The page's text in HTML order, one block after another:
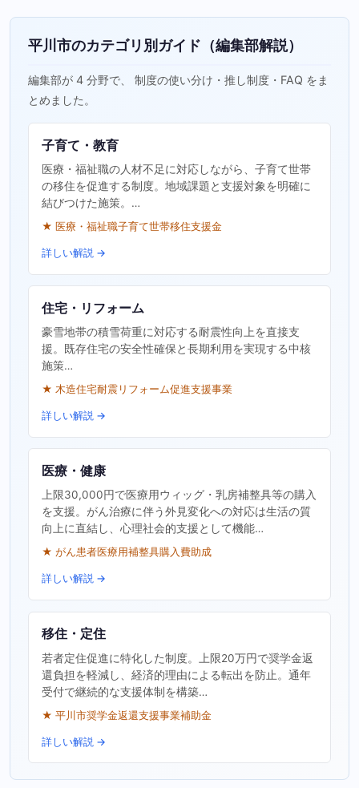
平川市のカテゴリ別ガイド（編集部解説）
編集部が 4 分野で、 制度の使い分け・推し制度・FAQ をま
とめました。
子育て・教育
医療・福祉職の人材不足に対応しながら、子育て世帯
の移住を促進する制度。地域課題と支援対象を明確に
結びつけた施策。…
★ 医療・福祉職子育て世帯移住支援金
詳しい解説 →
住宅・リフォーム
豪雪地帯の積雪荷重に対応する耐震性向上を直接支
援。既存住宅の安全性確保と長期利用を実現する中核
施策…
★ 木造住宅耐震リフォーム促進支援事業
詳しい解説 →
医療・健康
上限30,000円で医療用ウィッグ・乳房補整具等の購入
を支援。がん治療に伴う外見変化への対応は生活の質
向上に直結し、心理社会的支援として機能…
★ がん患者医療用補整具購入費助成
詳しい解説 →
移住・定住
若者定住促進に特化した制度。上限20万円で奨学金返
還負担を軽減し、経済的理由による転出を防止。通年
受付で継続的な支援体制を構築…
★ 平川市奨学金返還支援事業補助金
詳しい解説 →